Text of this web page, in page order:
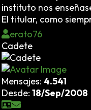
instituto nos
El titular, como
erato76
Cadete
Mensajes: 4.541
Desde: 18/Sep/2008